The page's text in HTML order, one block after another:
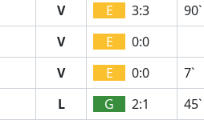
V E 3:3
90`
V E
0:0
V E 0:0
7`
L G 2:1
45`